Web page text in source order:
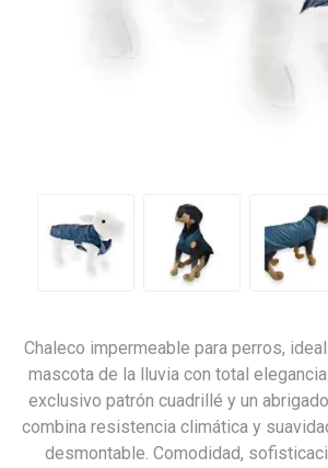
Chaleco impermeable para perros,
mascota de la lluvia con total
exclusivo patrón cuadrillé y un
combina resistencia climática y
desmontable. Comodidad,